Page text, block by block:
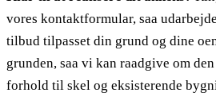
vores kontaktformular, saa
tilbud tilpasset din grund og dine
grunden, saa vi kan raadgive om
forhold til skel og eksisterende